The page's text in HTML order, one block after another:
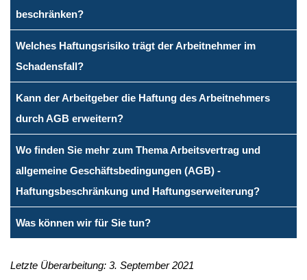
beschränken?
Welches Haftungsrisiko trägt der Arbeitnehmer im
Schadensfall?
Kann der Arbeitgeber die Haftung des Arbeitnehmers
durch AGB erweitern?
Wo finden Sie mehr zum Thema Arbeitsvertrag und
allgemeine Geschäftsbedingungen (AGB) -
Haftungsbeschränkung und Haftungserweiterung?
Was können wir für Sie tun?
Letzte Überarbeitung: 3. September 2021